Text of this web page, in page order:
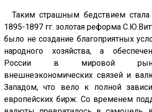
Таким страшным бедствием
1895-1897 гг. золотая реформа
было не создание благоприятных
народного хозяйства, а
России в мировой
внешнеэкономических связей и
Западом, что вело к полной
европейских бирж. Со временем